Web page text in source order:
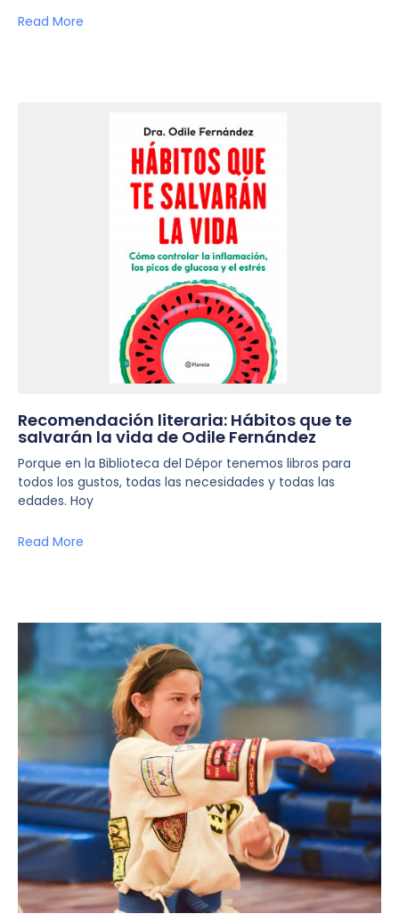
Read More
Recomendación literaria: Hábitos que te
salvarán la vida de Odile Fernández
Porque en la Biblioteca del Dépor tenemos libros para
todos los gustos, todas las necesidades y todas las
edades. Hoy
Read More